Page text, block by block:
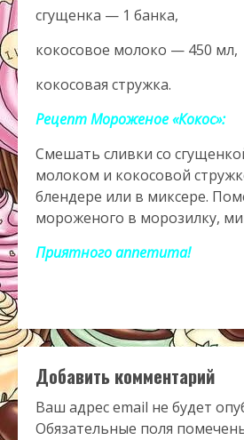
сгущенка — 1 банка,
кокосовое молоко — 450 мл,
кокосовая стружка.
Рецепт Мороженое «Кокос»:
Смешать сливки со
молоком и кокосовой
блендере или в миксере.
мороженого в морозилку,
Приятного аппетита!
Добавить комментарий
Ваш адрес email не будет
Обязательные поля